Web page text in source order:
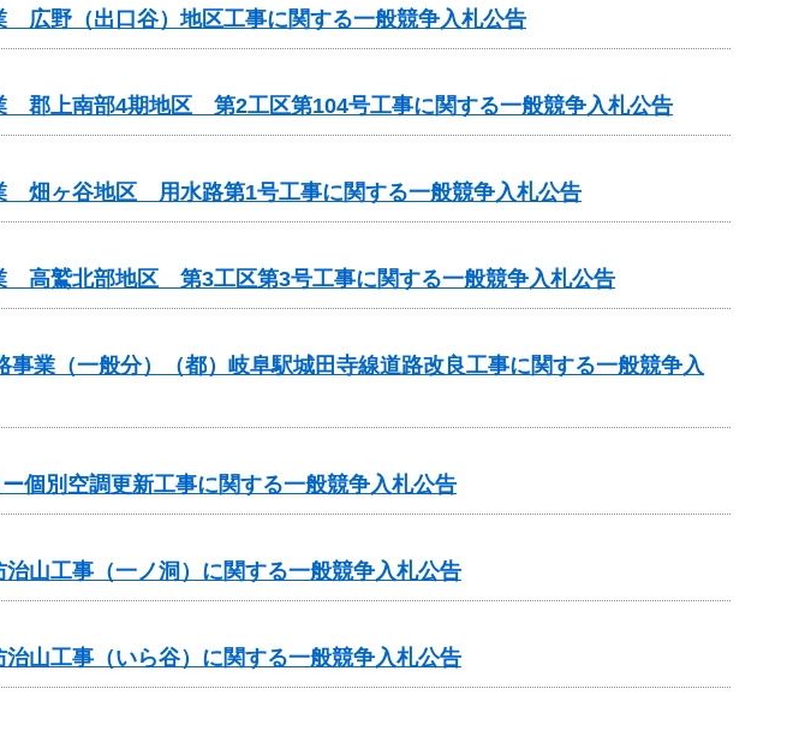
広野（出口谷）地区工事に関する一般競争入札公告
郡上南部4期地区 第2工区第104号工事に関する一般競争入札公告
畑ヶ谷地区 用水路第1号工事に関する一般競争入札公告
高鷲北部地区 第3工区第3号工事に関する一般競争入札公告
業（一般分）（都）岐阜駅城田寺線道路改良工事に関する一般競争入
個別空調更新工事に関する一般競争入札公告
山工事（一ノ洞）に関する一般競争入札公告
山工事（いら谷）に関する一般競争入札公告